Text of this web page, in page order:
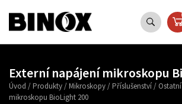
Externí napájení mikroskopu
Úvod / Produkty/ Mikroskopy/ Příslušenství/ Ostatní
mikroskopu BioLight 200